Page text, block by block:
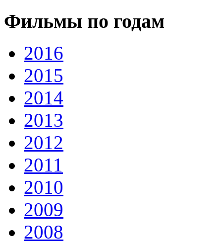
Фильмы по годам
2016
2015
2014
2013
2012
2011
2010
2009
2008